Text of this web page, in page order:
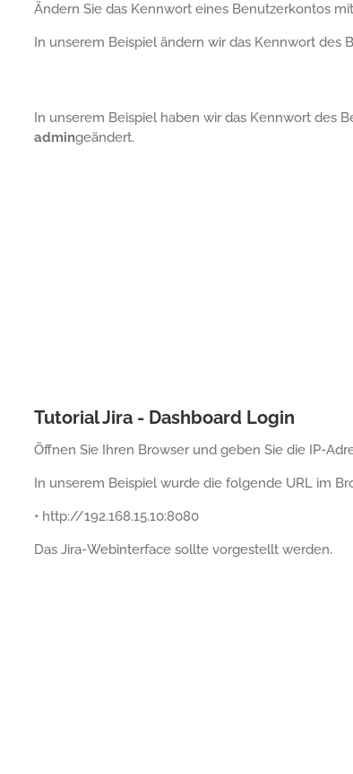
Ändern Sie das Kennwort eines Benutzerkontos
In unserem Beispiel ändern wir das Kennwort
In unserem Beispiel haben wir das Kennwort des
admingeändert.
Tutorial Jira - Dashboard Login
Öffnen Sie Ihren Browser und geben Sie die IP-
In unserem Beispiel wurde die folgende URL im
• http://192.168.15.10:8080
Das Jira-Webinterface sollte vorgestellt werden.